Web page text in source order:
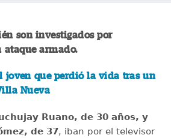
son investigados por
armado.
joven que perdió la vida tras un
Nueva
Ruano, de 30 años, y
de 37, iban por el televisor